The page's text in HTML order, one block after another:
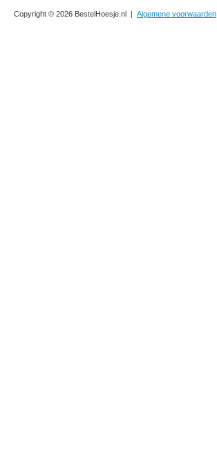
Copyright © 2026 BestelHoesje.nl | Algemene voorwaarden